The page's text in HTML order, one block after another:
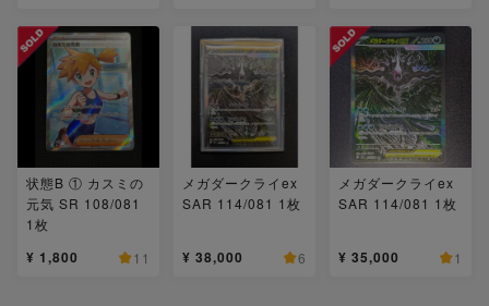
状態B ① カスミの
元気 SR 108/081
1枚
¥ 1,800 11
メガダークライex
SAR 114/081 1枚
¥ 38,000 6
メガダークライex
SAR 114/081 1枚
¥ 35,000 1